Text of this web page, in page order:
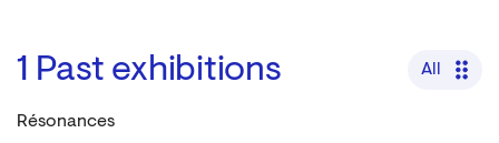
1 Past exhibitions All
Résonances